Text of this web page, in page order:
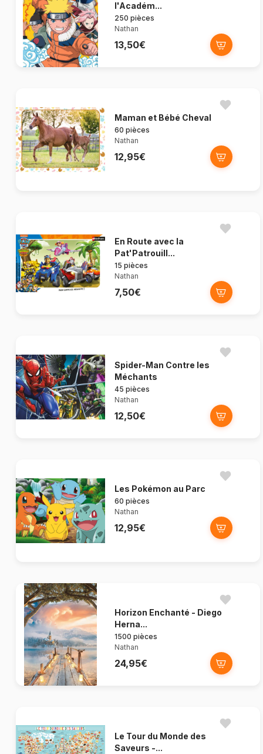
l'Académ...
250 pièces
Nathan
13,50€
Maman et Bébé Cheval
60 pièces
Nathan
12,95€
En Route avec la
Pat'Patrouill...
15 pièces
Nathan
7,50€
Spider-Man Contre les
Méchants
45 pièces
Nathan
12,50€
Les Pokémon au Parc
60 pièces
Nathan
12,95€
Horizon Enchanté - Diego
Herna...
1500 pièces
Nathan
24,95€
Le Tour du Monde des
Saveurs -...